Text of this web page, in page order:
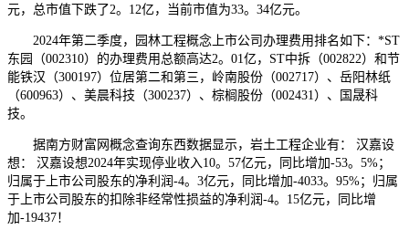
元，总市值下跌了2。12亿，当前市值为33。34亿元。
2024年第二季度，园林工程概念上市公司办理费用排名如下：*ST
东园（002310）的办理费用总额高达2。01亿，ST中拆（002822）和节
能铁汉（300197）位居第二和第三，岭南股份（002717）、岳阳林纸
（600963）、美晨科技（300237）、棕榈股份（002431）、国晟科
技。
据南方财富网概念查询东西数据显示，岩土工程企业有： 汉嘉设
想： 汉嘉设想2024年实现停业收入10。57亿元，同比增加-53。5%；
归属于上市公司股东的净利润-4。3亿元，同比增加-4033。95%；归属
于上市公司股东的扣除非经常性损益的净利润-4。15亿元，同比增
加-19437！